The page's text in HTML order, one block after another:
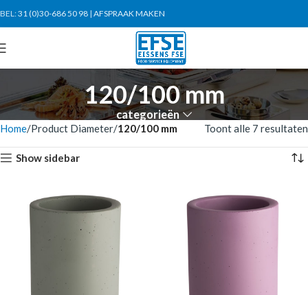
BEL:31 (0)30-686 50 98 | AFSPRAAK MAKEN
120/100 mm
categorieën
Home Product Diameter 120/100 mm Toont alle 7 resultaten
Show sidebar